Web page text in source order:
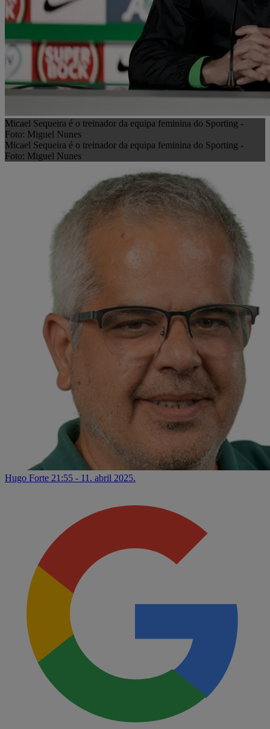
Micael Sequeira é o treinador da equipa feminina do Sporting -
Foto: Miguel Nunes
Micael Sequeira é o treinador da equipa feminina do Sporting -
Foto: Miguel Nunes
Hugo Forte 21:55 - 11. abril 2025.